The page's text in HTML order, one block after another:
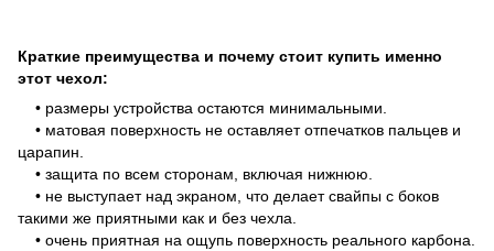
Краткие преимущества и почему стоит купить именно
этот чехол:
• размеры устройства остаются минимальными.
• матовая поверхность не оставляет отпечатков пальцев и
царапин.
• защита по всем сторонам, включая нижнюю.
• не выступает над экраном, что делает свайпы с боков
такими же приятными как и без чехла.
• очень приятная на ощупь поверхность реального карбона.